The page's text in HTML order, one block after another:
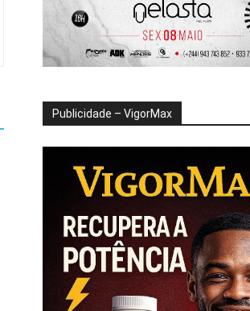
Publicidade – VigorMax